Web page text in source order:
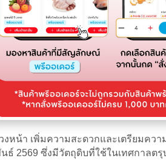
งหน้า เพิ่มความสะดวกและเตรียมคว
2569 ซึ่งมีวัตถุดิบที่ใช้ในเทศกาลต